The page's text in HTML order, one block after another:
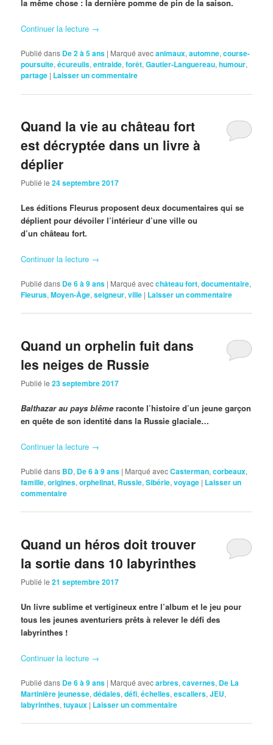
la même chose : la dernière pomme de pin de la saison.
Continuer la lecture →
Publié dans De 2 à 5 ans | Marqué avecanimaux,automne,course-
poursuite,écureuils,entraide,forêt,Gautier-Languereau,humour,
partage | Laisser un commentaire
Quand la vie au château fort
est décryptée dans un livre à
déplier
Publié le24 septembre 2017
Les éditions Fleurus proposent deux documentaires qui se
déplient pour dévoiler l’intérieur d’une ville ou
d’unchâteau fort.
Continuer la lecture →
Publié dans De 6 à 9 ans | Marqué avecchâteau fort,documentaire,
Fleurus,Moyen-Âge,seigneur,ville | Laisser un commentaire
Quand un orphelin fuit dans
les neiges de Russie
Publié le23 septembre 2017
Balthazar au pays blême raconte l’histoire d’un jeune garçon
en quête de son identité dans la Russie glaciale…
Continuer la lecture →
Publié dans BD, De 6 à 9 ans | Marqué avecCasterman,corbeaux,
famille,origines,orphelinat, Russie,Sibérie,voyage | Laisser un
commentaire
Quand un héros doit trouver
la sortie dans 10 labyrinthes
Publié le21 septembre 2017
Un livre sublime et vertigineux entre l’album et le jeu pour
tous les jeunes aventuriers prêts à relever le défi des
labyrinthes !
Continuer la lecture →
Publié dans De 6 à 9 ans | Marqué avecarbres,cavernes, De La
Martinière jeunesse,dédales,défi,échelles,escaliers,JEU,
labyrinthes,tuyaux | Laisser un commentaire